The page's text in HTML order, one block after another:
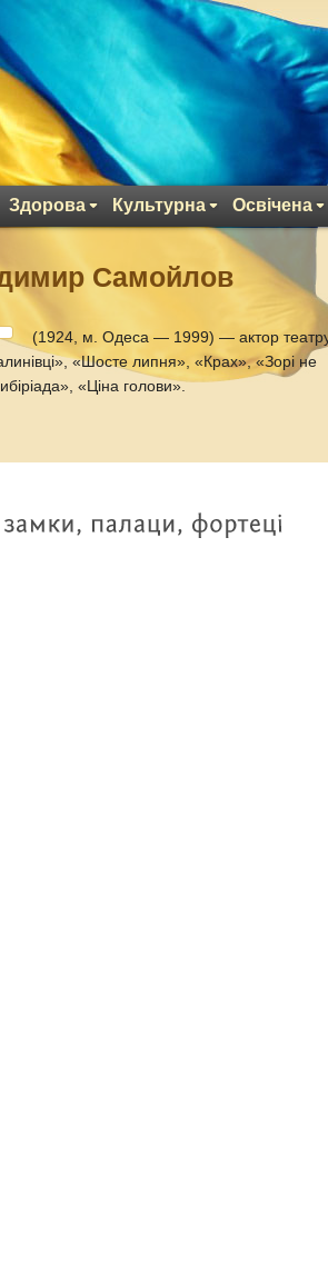
Здорова Культурна Освічена
Самойлов
(1924, м. Одеса — 1999) — актор театру
«Шосте липня», «Крах», «Зорі не
«Ціна голови».